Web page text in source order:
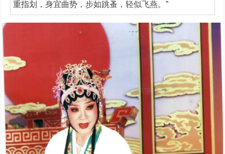
重指划，身宜曲势，步如跳蚤，轻似飞燕。”